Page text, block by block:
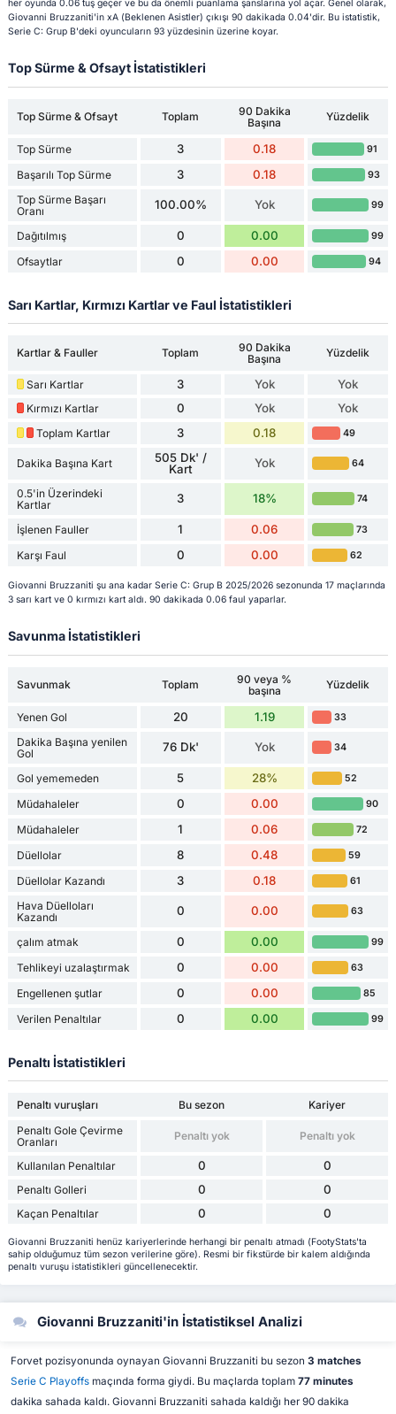
her oyunda 0.06 tuş geçer ve bu da önemli puanlama şanslarına yol açar. Genel olarak,
Giovanni Bruzzaniti'in xA (Beklenen Asistler) çıkışı 90 dakikada 0.04'dir. Bu istatistik,
Serie C: Grup B'deki oyuncuların 93 yüzdesinin üzerine koyar.
Top Sürme & Ofsayt İstatistikleri
Top Sürme & Ofsayt Toplam
90 Dakika
Başına
Yüzdelik
Top Sürme 3 0.18 91
Başarılı Top Sürme 3 0.18 93
Top Sürme Başarı
Oranı
100.00% Yok 99
Dağıtılmış 0 0.00 99
Ofsaytlar 0 0.00 94
Sarı Kartlar, Kırmızı Kartlar ve Faul İstatistikleri
Kartlar & Fauller Toplam
90 Dakika
Başına
Yüzdelik
Sarı Kartlar 3 Yok Yok
Kırmızı Kartlar 0 Yok Yok
Toplam Kartlar 3 0.18 49
Dakika Başına Kart
505 Dk' /
Kart
Yok 64
0.5'in Üzerindeki
Kartlar
3 18% 74
İşlenen Fauller 1 0.06 73
Karşı Faul 0 0.00 62
Giovanni Bruzzaniti şu ana kadar Serie C: Grup B 2025/2026 sezonunda 17 maçlarında
3 sarı kart ve 0 kırmızı kart aldı. 90 dakikada 0.06 faul yaparlar.
Savunma İstatistikleri
Savunmak Toplam
90 veya %
başına
Yüzdelik
Yenen Gol 20 1.19 33
Dakika Başına yenilen
Gol
76 Dk' Yok 34
Gol yememeden 5 28% 52
Müdahaleler 0 0.00 90
Müdahaleler 1 0.06 72
Düellolar 8 0.48 59
Düellolar Kazandı 3 0.18 61
Hava Düelloları
Kazandı
0 0.00 63
çalım atmak 0 0.00 99
Tehlikeyi uzalaştırmak 0 0.00 63
Engellenen şutlar 0 0.00 85
Verilen Penaltılar 0 0.00 99
Penaltı İstatistikleri
Penaltı vuruşları Bu sezon
Kariyer
Penaltı Gole Çevirme
Oranları
Penaltı yok Penaltı yok
Kullanılan Penaltılar 0 0
Penaltı Golleri 0 0
Kaçan Penaltılar 0 0
Giovanni Bruzzaniti henüz kariyerlerinde herhangi bir penaltı atmadı (FootyStats'ta
sahip olduğumuz tüm sezon verilerine göre). Resmi bir fikstürde bir kalem aldığında
penaltı vuruşu istatistikleri güncellenecektir.
Giovanni Bruzzaniti'in İstatistiksel Analizi
Forvet pozisyonunda oynayan Giovanni Bruzzaniti bu sezon 3 matches
Serie C Playoffsmaçında forma giydi. Bu maçlarda toplam 77 minutes
dakika sahada kaldı. Giovanni Bruzzaniti sahada kaldığı her 90 dakika